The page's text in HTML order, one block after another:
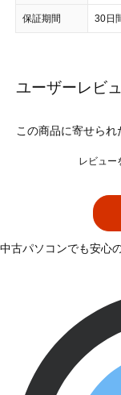
保証期間 30日
ユーザーレビ
この商品に寄せられ
レビュー
中古パソコンでも安心